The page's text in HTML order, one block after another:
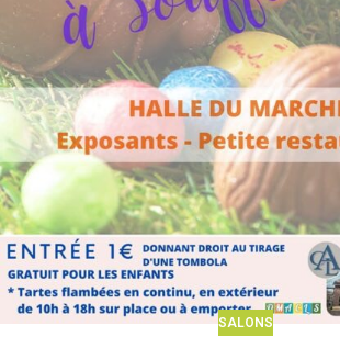
SALONS